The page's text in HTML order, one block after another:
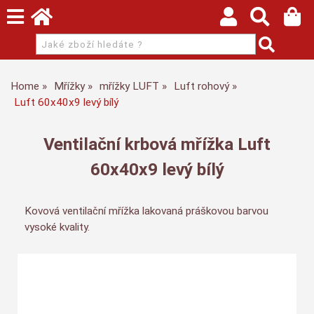
Home Mřížky mřížky LUFT
Luft rohový
Luft 60x40x9 levý bílý
Ventilační krbová mřížka Luft
60x40x9 levý bílý
Kovová ventilační mřížka lakovaná práškovou barvou
vysoké kvality.